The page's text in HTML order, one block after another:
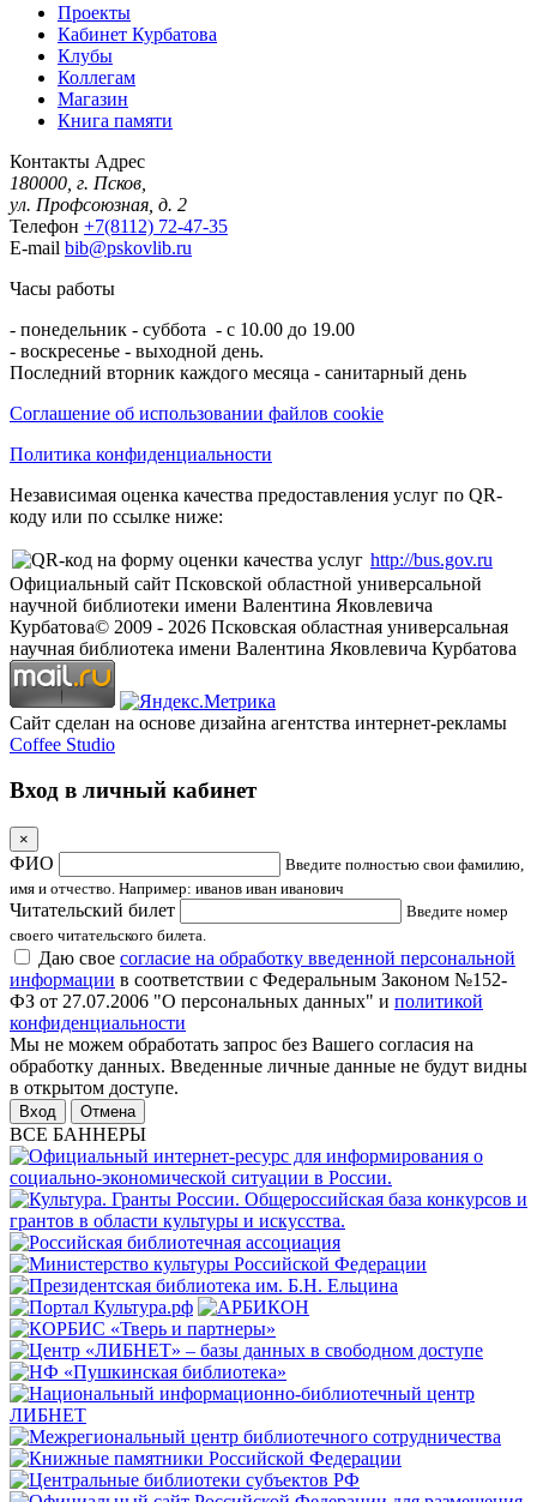
Проекты
Кабинет Курбатова
Клубы
Коллегам
Магазин
Книга памяти
Контакты Адрес
180000, г. Псков,
ул. Профсоюзная, д. 2
Телефон +7(8112) 72-47-35
E-mail bib@pskovlib.ru
Часы работы
- понедельник - суббота - с 10.00 до 19.00
- воскресенье - выходной день.
Последний вторник каждого месяца - санитарный день
Соглашение об использовании файлов cookie
Политика конфиденциальности
Независимая оценка качества предоставления услуг по QR-
коду или по ссылке ниже:
http://bus.gov.ru
Официальный сайт Псковской областной универсальной
научной библиотеки имени Валентина Яковлевича
Курбатова© 2009 - 2026 Псковская областная универсальная
научная библиотека имени Валентина Яковлевича Курбатова
Сайт сделан на основе дизайна агентства интернет-рекламы
Coffee Studio
Вход в личный кабинет
×
ФИО
Введите полностью свои фамилию,
имя и отчество. Например: иванов иван иванович
Читательский билет
Введите номер
своего читательского билета.
Даю свое согласие на обработку введенной персональной
информации в соответствии с Федеральным Законом №152-
ФЗ от 27.07.2006 "О персональных данных" и политикой
конфиденциальности
Мы не можем обработать запрос без Вашего согласия на
обработку данных. Введенные личные данные не будут видны
в открытом доступе.
Отмена
ВСЕ БАННЕРЫ